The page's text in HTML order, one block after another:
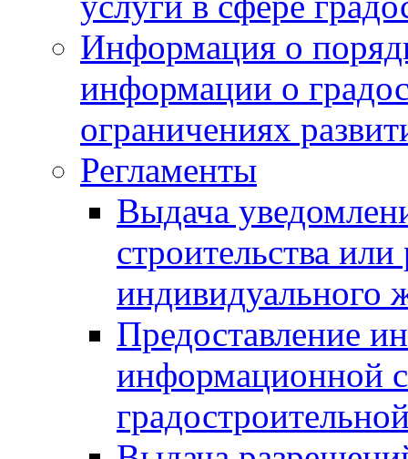
Информация о
информации о
ограничениях
Регламенты
Выдача
строительства
индивидуального
Предоставление
информационной